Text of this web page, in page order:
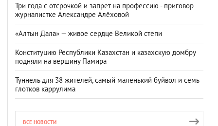
Три года с отсрочкой и запрет на профессию - приговор
журналистке Александре Алёховой
«Алтын Дала» — живое сердце Великой степи
Конституцию Республики Казахстан и казахскую домбру
подняли на вершину Памира
Туннель для 38 жителей, самый маленький буйвол и семь
глотков каррулима
ВСЕ НОВОСТИ